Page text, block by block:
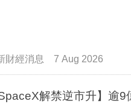
財經消息 7 Aug 2026
SpaceX解禁逆市升】逾